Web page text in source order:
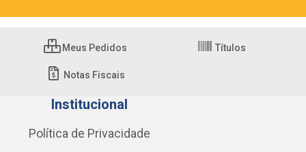
Meus Pedidos Títulos
Notas Fiscais
Institucional
Política de Privacidade